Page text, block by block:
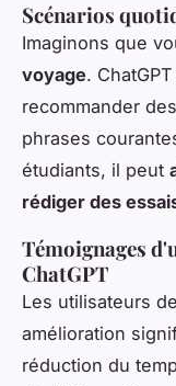
Scénarios
Imaginons que
voyage.
recommander
phrases
étudiants, il peut
rédiger des
Témoignages
ChatGPT
Les utilisateurs
amélioration
réduction du